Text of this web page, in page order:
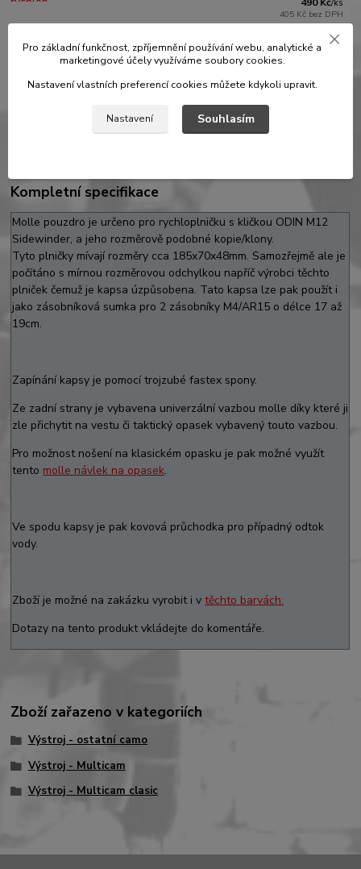
490 Kč/ks
405 Kč bez DPH
Přidat do košíku
Kompletní specifikace
Molle pouzdro je určeno pro rychloplničku s kličkou ODIN M12
Sidewinder, a jeho rozměrově podobné kopie/klony.
Tyto plničky mívají rozměry cca 185x70x48mm. Samozřejmě ale je
počítáno s mírnou rozměrovou odchylkou napříč výrobci těchto
plniček čemuž je kapsa úzpůsobena. Tato kapsa lze pak použít i
jako zásobníková sumka pro 2 zásobníky M4/AR15 o délce 17 až
19cm.
Zapínání kapsy je pomocí trojzubé fastex spony.
Ze zadní strany je vybavena univerzální vazbou molle díky které ji
zle přichytit na vestu či taktický opasek vybavený touto vazbou.
Pro možnost nošení na klasickém opasku je pak možné využít
tento molle návlek na opasek.
Ve spodu kapsy je pak kovová průchodka pro případný odtok
vody.
Zboží je možné na zakázku vyrobit i vtěchto barvách:
Dotazy na tento produkt vkládejte do komentáře.
Zboží zařazeno v kategoriích
Výstroj - ostatní camo
Výstroj - Multicam
Výstroj - Multicam clasic
Pro základní funkčnost, zpříjemnění používání webu, analytické a
marketingové účely využíváme soubory cookies.
Nastavení vlastních preferencí cookies můžete kdykoli upravit.
Nastavení Souhlasím